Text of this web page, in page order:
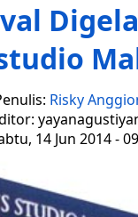
Risky
14 Jun 2014 -